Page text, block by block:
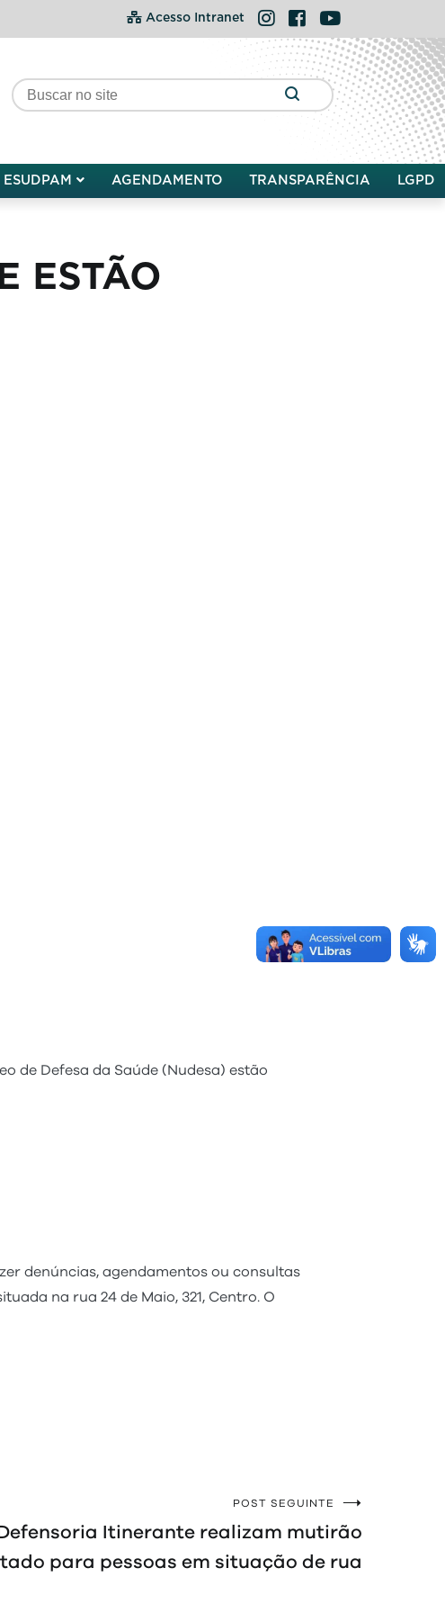
Acesso Intranet Instagram
FacebookYouTube
ESUDPAM AGENDAMENTO TRANSPARÊNCIA LGPD
ESTÃO
de Defesa da Saúde (Nudesa) estão
denúncias, agendamentos ou consultas
na rua 24 de Maio, 321, Centro. O
POST SEGUINTE
Defensoria Itinerante realizam mutirão
para pessoas em situação de rua